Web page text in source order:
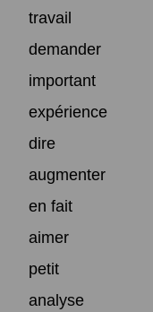
travail
demander
important
expérience
dire
augmenter
en fait
aimer
petit
analyse